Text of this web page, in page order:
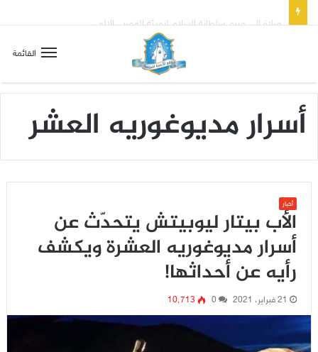
القائمة
أسرار مديوغوريه العشر
أخبار
الأب بيتار ليوبيتش يتحدّث عن
أسرار مديوغوريه العشرة ويكشف
رأيه عن أحداثها!
21 فبراير، 2021 0 10٬713